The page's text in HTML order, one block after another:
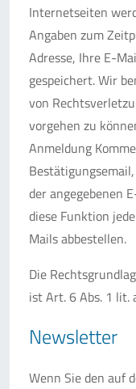
Internetseiten
Angaben zum
Adresse, Ihre E-
gespeichert. Wir
von
vorgehen zu
Anmeldung
der angegebenen
diese Funktion
Mails abbestellen.
Die
ist Art. 6 Abs. 1 lit.
Newsletter
Wenn Sie den auf